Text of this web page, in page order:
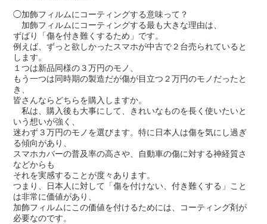
◯加飾フィルムにコーティングする意味って？
加飾フィルムにコーティングする最も大きな理由は、
ずばり「傷を付き難くするため」です。
例えば、ずっと欲しかったスマホが中古で２台売られていると
します。
１つは新品同様の３万円のモノ、
もう一つは同時期の製造だが傷が目立つ２万円のモノだったと
き、
皆さんならどちらを購入しますか。
私は、購入後も大事にして、きれいなものを長く使いたいと
いう想いが強く、
迷わず３万円のモノを選びます。特に日本人は傷を気にし過ぎ
る傾向があり、
スマホカバーの普及率の高さや、自動車の傷に対する神経質さ
などからも
それを実感することが度々あります。
つまり、日本人に対して「傷を付けない、付き難くする」こと
は非常に価値があり、
加飾フィルムにこの価値を付けるためには、コーティング剤が
必要なのです。